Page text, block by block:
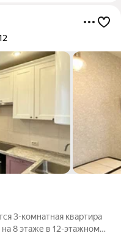
3-комнатная квартира
8 этаже в 12-этажном